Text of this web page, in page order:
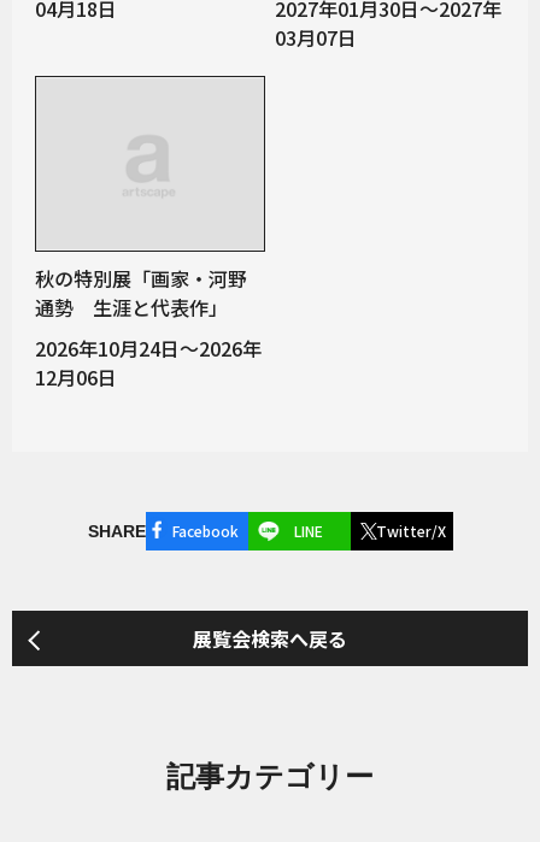
04月18日
2027年01月30日～2027年
03月07日
秋の特別展「画家・河野
通勢 生涯と代表作」
2026年10月24日～2026年
12月06日
SHARE Facebook LINE Twitter/X
展覧会検索へ戻る
記事カテゴリー